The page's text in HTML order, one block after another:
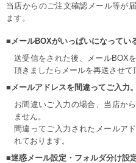
当店からのご注文確認メール等が
ます。
■メールBOXがいっぱいになってい
送受信をされた後、メールBOX
頂きましたらメールを再送させて
■メールアドレスを間違ってご入力。
お間違いご入力の場合、当店か
ません。
間違ってご入力されたメールア
れております。
■迷惑メール設定・フォルダ分け設定